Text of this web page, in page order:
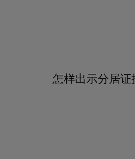
怎样出示分居证